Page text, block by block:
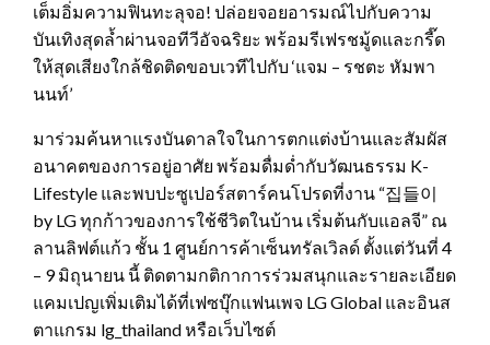
เต็มอิ่มความฟินทะลุจอ! ปล่อยจอยอารมณ์ไปกับความ
บันเทิงสุดล้ำผ่านจอทีวีอัจฉริยะ พร้อมรีเฟรชมู้ดและกรี๊ด
ให้สุดเสียงใกล้ชิดติดขอบเวทีไปกับ ‘แจม – รชตะ หัมพา
นนท์’
มาร่วมค้นหาแรงบันดาลใจในการตกแต่งบ้านและสัมผัส
อนาคตของการอยู่อาศัย พร้อมดื่มด่ำกับวัฒนธรรม K-
Lifestyle และพบปะซูเปอร์สตาร์คนโปรดที่งาน “집들이
by LG ทุกก้าวของการใช้ชีวิตในบ้าน เริ่มต้นกับแอลจี” ณ
ลานลิฟต์แก้ว ชั้น 1 ศูนย์การค้าเซ็นทรัลเวิลด์ ตั้งแต่วันที่ 4
– 9 มิถุนายน นี้ ติดตามกติกาการร่วมสนุกและรายละเอียด
แคมเปญเพิ่มเติมได้ที่เฟซบุ๊กแฟนเพจ LG Global และอินส
ตาแกรม lg_thailand หรือเว็บไซต์